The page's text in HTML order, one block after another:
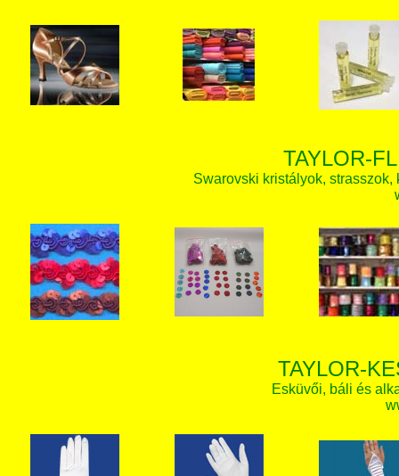
TAYLOR-
Swarovski kristályok,
TAYLOR-
Esküvői, báli és